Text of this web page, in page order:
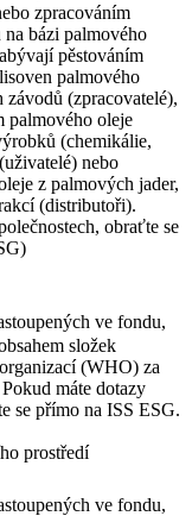
zpracováním
bázi palmového
pěstováním
palmového
(zpracovatelé),
palmového oleje
(chemikálie,
nebo
z palmových jader,
(distributoři).
obraťte se
ve fondu,
složek
(WHO) za
máte dotazy
se přímo na ISS ESG.
prostředí
ve fondu,